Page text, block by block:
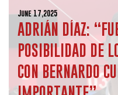
June 17,2025
ADRIÁN DÍAZ:
POSIBILIDAD DE
CON BERNARDO